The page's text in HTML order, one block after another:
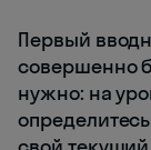
Первый
совершенно
нужно: на